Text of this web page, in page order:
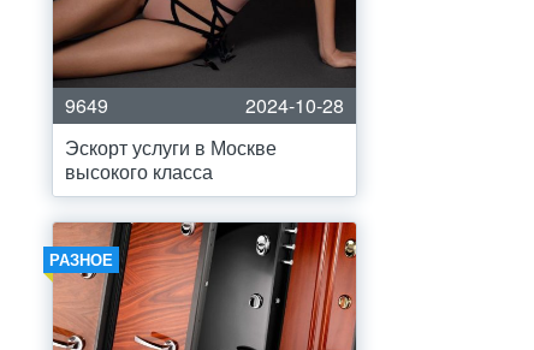
9649
2024-10-28
Эскорт услуги в Москве
высокого класса
РАЗНОЕ